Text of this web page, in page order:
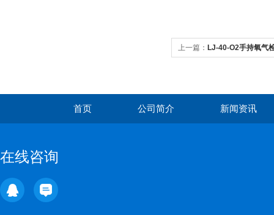
上一篇： LJ-40-O2手持氧气
首页 公司简介 新闻资讯
在线咨询